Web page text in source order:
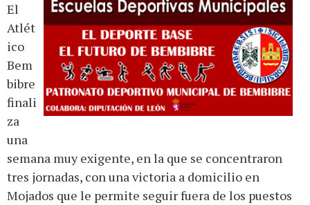
El
Atlét
ico
Bem
bibre
finali
za
una
semana muy exigente, en la que se concentraron
tres jornadas, con una victoria a domicilio en
Mojados que le permite seguir fuera de los puestos